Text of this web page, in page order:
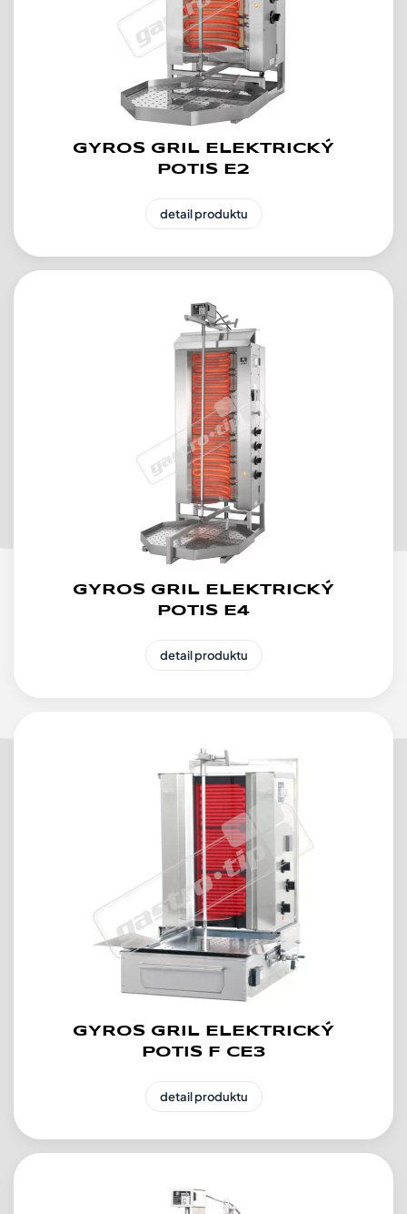
GYROS GRIL ELEKTRICKÝ
POTIS E2
detail produktu
GYROS GRIL ELEKTRICKÝ
POTIS E4
detail produktu
GYROS GRIL ELEKTRICKÝ
POTIS F CE3
detail produktu